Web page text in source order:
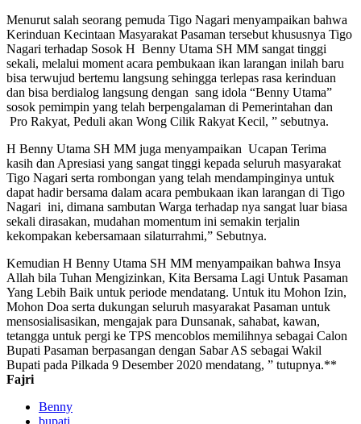
Menurut salah seorang pemuda Tigo Nagari menyampaikan bahwa
Kerinduan Kecintaan Masyarakat Pasaman tersebut khususnya Tigo
Nagari terhadap Sosok H Benny Utama SH MM sangat tinggi
sekali, melalui moment acara pembukaan ikan larangan inilah baru
bisa terwujud bertemu langsung sehingga terlepas rasa kerinduan
dan bisa berdialog langsung dengan sang idola “Benny Utama”
sosok pemimpin yang telah berpengalaman di Pemerintahan dan
Pro Rakyat, Peduli akan Wong Cilik Rakyat Kecil, ” sebutnya.
H Benny Utama SH MM juga menyampaikan Ucapan Terima
kasih dan Apresiasi yang sangat tinggi kepada seluruh masyarakat
Tigo Nagari serta rombongan yang telah mendampinginya untuk
dapat hadir bersama dalam acara pembukaan ikan larangan di Tigo
Nagari ini, dimana sambutan Warga terhadap nya sangat luar biasa
sekali dirasakan, mudahan momentum ini semakin terjalin
kekompakan kebersamaan silaturrahmi,” Sebutnya.
Kemudian H Benny Utama SH MM menyampaikan bahwa Insya
Allah bila Tuhan Mengizinkan, Kita Bersama Lagi Untuk Pasaman
Yang Lebih Baik untuk periode mendatang. Untuk itu Mohon Izin,
Mohon Doa serta dukungan seluruh masyarakat Pasaman untuk
mensosialisasikan, mengajak para Dunsanak, sahabat, kawan,
tetangga untuk pergi ke TPS mencoblos memilihnya sebagai Calon
Bupati Pasaman berpasangan dengan Sabar AS sebagai Wakil
Bupati pada Pilkada 9 Desember 2020 mendatang, ” tutupnya.**
Fajri
Benny
bupati